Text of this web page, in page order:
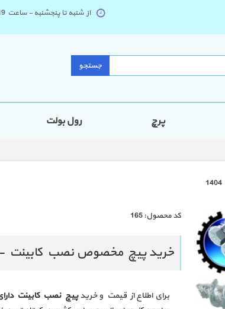
از شنبه تا پنجشنبه - ساعت 9 الی 17
جستجو
پرچ رول بولت
كد محصول:165
خرید پیچ مخصوص نصب کابینت -
برای اطلاع از قیمت و خریدپیچ نصب کابینت دارای